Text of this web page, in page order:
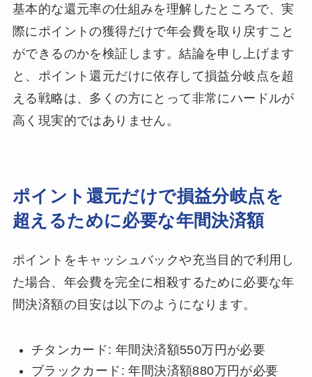
基本的な還元率の仕組みを理解したところで、実
際にポイントの獲得だけで年会費を取り戻すこと
ができるのかを検証します。結論を申し上げます
と、ポイント還元だけに依存して損益分岐点を超
える戦略は、多くの方にとって非常にハードルが
高く現実的ではありません。
ポイント還元だけで損益分岐点を
超えるために必要な年間決済額
ポイントをキャッシュバックや充当目的で利用し
た場合、年会費を完全に相殺するために必要な年
間決済額の目安は以下のようになります。
チタンカード: 年間決済額550万円が必要
ブラックカード: 年間決済額880万円が必要